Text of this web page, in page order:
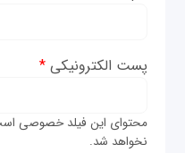
پست الکترونیکی*
محتوای این فیلد خصوصی
نخواهد شد.